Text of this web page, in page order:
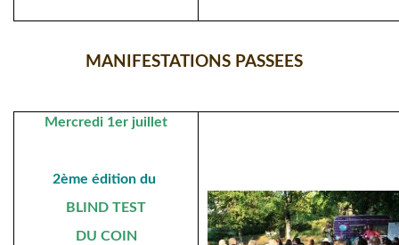
MANIFESTATIONS PASSEES
Mercredi 1er juillet
2ème édition du
BLIND TEST
DU COIN